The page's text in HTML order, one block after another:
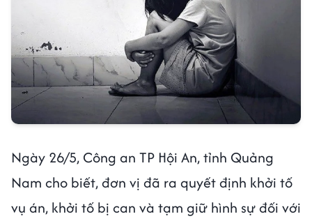
Ngày 26/5, Công an TP Hội An, tỉnh Quảng
Nam cho biết, đơn vị đã ra quyết định khởi tố
vụ án, khởi tố bị can và tạm giữ hình sự đối với